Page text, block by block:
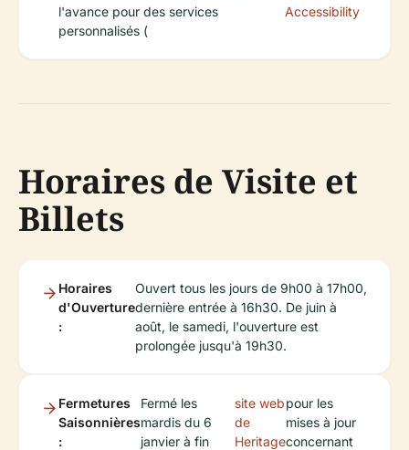
l'avance pour des services
personnalisés (
Accessibility
Horaires de Visite et
Billets
Horaires
d'Ouverture
:
Ouvert tous les jours de 9h00 à 17h00,
dernière entrée à 16h30. De juin à
août, le samedi, l'ouverture est
prolongée jusqu'à 19h30.
Fermetures
Saisonnières
:
Fermé les
mardis du 6
janvier à fin
site web
de
Heritage
pour les
mises à jour
concernant